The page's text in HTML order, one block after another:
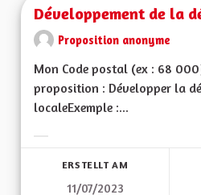
Développement de la
Proposition anonyme
Mon Code postal (ex : 68
proposition : Développer la
localeExemple :...
ERSTELLT AM
11/07/2023